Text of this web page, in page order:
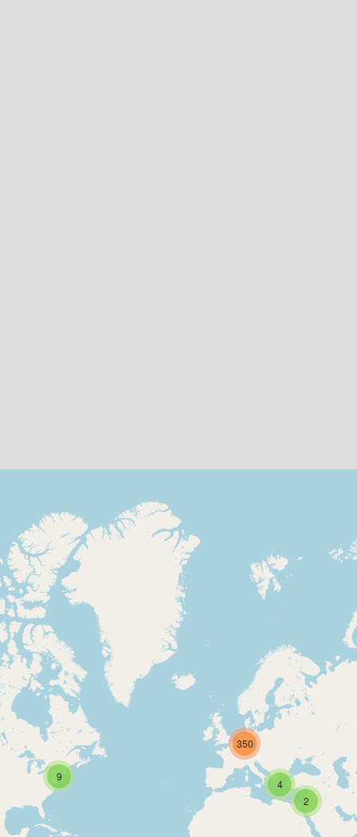
9
4
2
350